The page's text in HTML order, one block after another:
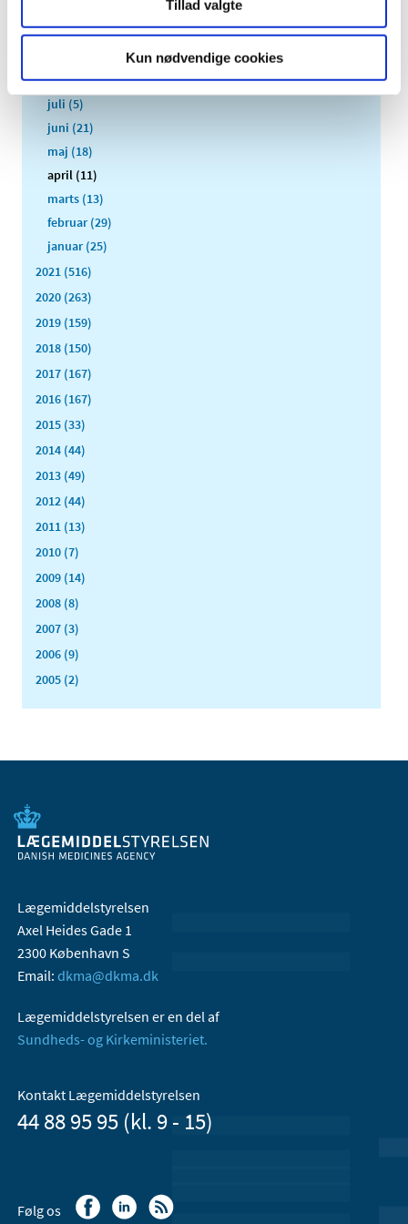
Tillad valgte
Kun nødvendige cookies
oktober (17)
september (13)
august (8)
juli (5)
juni (21)
maj (18)
april (11)
marts (13)
februar (29)
januar (25)
2021 (516)
2020 (263)
2019 (159)
2018 (150)
2017 (167)
2016 (167)
2015 (33)
2014 (44)
2013 (49)
2012 (44)
2011 (13)
2010 (7)
2009 (14)
2008 (8)
2007 (3)
2006 (9)
2005 (2)
Lægemiddelstyrelsen
Axel Heides Gade 1
2300 København S
Email: dkma@dkma.dk
Lægemiddelstyrelsen er en del af
Sundheds- og Kirkeministeriet.
Kontakt Lægemiddelstyrelsen
44 88 95 95 (kl. 9 - 15)
Følg os